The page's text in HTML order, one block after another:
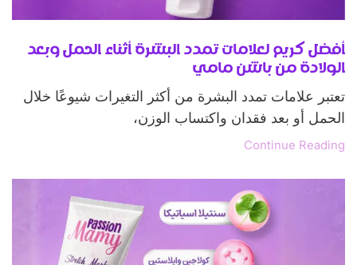
أفضل كريم لعلامات تمدد البشرة أثناء الحمل وبعد
الولادة من باشن مامي
تعتبر علامات تمدد البشرة من أكثر التغيرات شيوعًا خلال
الحمل أو بعد فقدان واكتساب الوزن،
Continue Reading